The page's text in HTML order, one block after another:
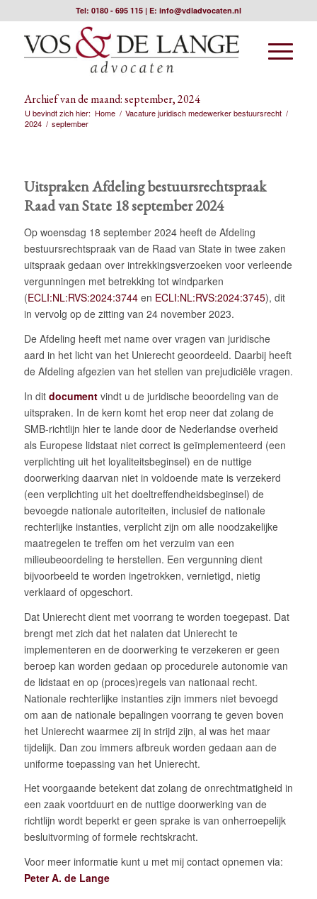
Tel: 0180 - 695 115| E: info@vdladvocaten.nl
Archief van de maand: september, 2024
U bevindt zich hier: Home / Vacature juridisch medewerker bestuursrecht /
2024 / september
Uitspraken Afdeling bestuursrechtspraak
Raad van State 18 september 2024
Op woensdag 18 september 2024 heeft de Afdeling
bestuursrechtspraak van de Raad van State in twee zaken
uitspraak gedaan over intrekkingsverzoeken voor verleende
vergunningen met betrekking tot windparken
(ECLI:NL:RVS:2024:3744en ECLI:NL:RVS:2024:3745), dit
in vervolg op de zitting van 24 november 2023.
De Afdeling heeft met name over vragen van juridische
aard in het licht van het Unierecht geoordeeld. Daarbij heeft
de Afdeling afgezien van het stellen van prejudiciële vragen.
In dit documentvindt u de juridische beoordeling van de
uitspraken. In de kern komt het erop neer dat zolang de
SMB-richtlijn hier te lande door de Nederlandse overheid
als Europese lidstaat niet correct is geïmplementeerd (een
verplichting uit het loyaliteitsbeginsel) en de nuttige
doorwerking daarvan niet in voldoende mate is verzekerd
(een verplichting uit het doeltreffendheidsbeginsel) de
bevoegde nationale autoriteiten, inclusief de nationale
rechterlijke instanties, verplicht zijn om alle noodzakelijke
maatregelen te treffen om het verzuim van een
milieubeoordeling te herstellen. Een vergunning dient
bijvoorbeeld te worden ingetrokken, vernietigd, nietig
verklaard of opgeschort.
Dat Unierecht dient met voorrang te worden toegepast. Dat
brengt met zich dat het nalaten dat Unierecht te
implementeren en de doorwerking te verzekeren er geen
beroep kan worden gedaan op procedurele autonomie van
de lidstaat en op (proces)regels van nationaal recht.
Nationale rechterlijke instanties zijn immers niet bevoegd
om aan de nationale bepalingen voorrang te geven boven
het Unierecht waarmee zij in strijd zijn, al was het maar
tijdelijk. Dan zou immers afbreuk worden gedaan aan de
uniforme toepassing van het Unierecht.
Het voorgaande betekent dat zolang de onrechtmatigheid in
een zaak voortduurt en de nuttige doorwerking van de
richtlijn wordt beperkt er geen sprake is van onherroepelijk
besluitvorming of formele rechtskracht.
Voor meer informatie kunt u met mij contact opnemen via:
Peter A. de Lange